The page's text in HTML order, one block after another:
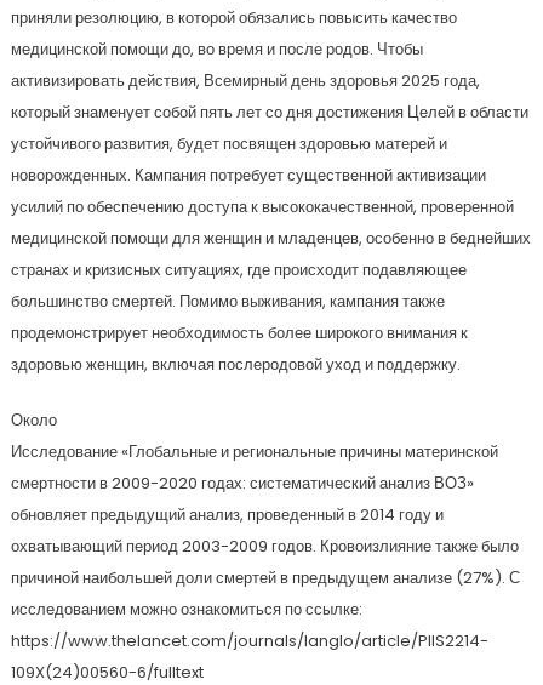
приняли резолюцию, в которой обязались повысить качество
медицинской помощи до, во время и после родов. Чтобы
активизировать действия, Всемирный день здоровья 2025 года,
который знаменует собой пять лет со дня достижения Целей в области
устойчивого развития, будет посвящен здоровью матерей и
новорожденных. Кампания потребует существенной активизации
усилий по обеспечению доступа к высококачественной, проверенной
медицинской помощи для женщин и младенцев, особенно в беднейших
странах и кризисных ситуациях, где происходит подавляющее
большинство смертей. Помимо выживания, кампания также
продемонстрирует необходимость более широкого внимания к
здоровью женщин, включая послеродовой уход и поддержку.
Около
Исследование «Глобальные и региональные причины материнской
смертности в 2009-2020 годах: систематический анализ ВОЗ»
обновляет предыдущий анализ, проведенный в 2014 году и
охватывающий период 2003-2009 годов. Кровоизлияние также было
причиной наибольшей доли смертей в предыдущем анализе (27%). С
исследованием можно ознакомиться по ссылке:
https://www.thelancet.com/journals/langlo/article/PIIS2214-
109X(24)00560-6/fulltext